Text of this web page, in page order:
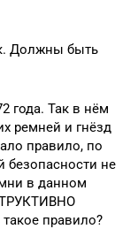
Должны быть
года. Так в нём
ремней и гнёзд
правило, по
безопасности не
в данном
правило?